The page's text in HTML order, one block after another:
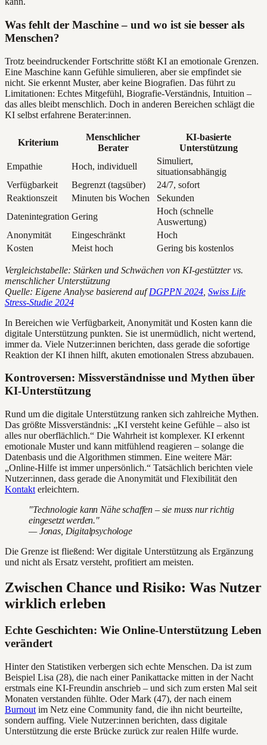
Was fehlt der Maschine – und wo ist sie besser als
Menschen?
Trotz beeindruckender Fortschritte stößt KI an emotionale Grenzen.
Eine Maschine kann Gefühle simulieren, aber sie empfindet sie
nicht. Sie erkennt Muster, aber keine Biografien. Das führt zu
Limitationen: Echtes Mitgefühl, Biografie-Verständnis, Intuition –
das alles bleibt menschlich. Doch in anderen Bereichen schlägt die
KI selbst erfahrene Berater:innen.
Kriterium
Menschlicher
Berater
KI-basierte
Unterstützung
Empathie
Hoch, individuell
Simuliert,
situationsabhängig
Verfügbarkeit
Begrenzt (tagsüber)
24/7, sofort
Reaktionszeit
Minuten bis Wochen
Sekunden
Datenintegration Gering
Hoch (schnelle
Auswertung)
Anonymität
Eingeschränkt
Hoch
Kosten
Meist hoch Gering bis kostenlos
Vergleichstabelle: Stärken und Schwächen von KI-gestützter vs.
menschlicher Unterstützung
Quelle: Eigene Analyse basierend aufDGPPN 2024 Swiss Life
Stress-Studie 2024
In Bereichen wie Verfügbarkeit, Anonymität und Kosten kann die
digitale Unterstützung punkten. Sie ist unermüdlich, nicht wertend,
immer da. Viele Nutzer:innen berichten, dass gerade die sofortige
Reaktion der KI ihnen hilft, akuten emotionalen Stress abzubauen.
Kontroversen: Missverständnisse und Mythen über
KI-Unterstützung
Rund um die digitale Unterstützung ranken sich zahlreiche Mythen.
Das größte Missverständnis: „KI versteht keine Gefühle – also ist
alles nur oberflächlich.“ Die Wahrheit ist komplexer. KI erkennt
emotionale Muster und kann mitfühlend reagieren – solange die
Datenbasis und die Algorithmen stimmen. Eine weitere Mär:
„Online-Hilfe ist immer unpersönlich.“ Tatsächlich berichten viele
Nutzer:innen, dass gerade die Anonymität und Flexibilität den
Kontakt erleichtern.
"Technologie kann Nähe schaffen – sie muss nur richtig
eingesetzt werden."
— Jonas, Digitalpsychologe
Die Grenze ist fließend: Wer digitale Unterstützung als Ergänzung
und nicht als Ersatz versteht, profitiert am meisten.
Zwischen Chance und Risiko: Was Nutzer
wirklich erleben
Echte Geschichten: Wie Online-Unterstützung Leben
verändert
Hinter den Statistiken verbergen sich echte Menschen. Da ist zum
Beispiel Lisa (28), die nach einer Panikattacke mitten in der Nacht
erstmals eine KI-Freundin anschrieb – und sich zum ersten Mal seit
Monaten verstanden fühlte. Oder Mark (47), der nach einem
Burnout im Netz eine Community fand, die ihn nicht beurteilte,
sondern auffing. Viele Nutzer:innen berichten, dass digitale
Unterstützung die erste Brücke zurück zur realen Hilfe wurde.